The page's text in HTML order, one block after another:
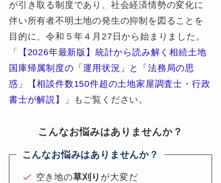
が引き取る制度であり、社会経済情勢の変化に
伴い所有者不明土地の発生の抑制を図ることを
目的に、令和５年４月27日から始まりました。
「
【2026年最新版】統計から読み解く相続土地
国庫帰属制度の「運用状況」と「法務局の思
惑」【相談件数150件超の土地家屋調査士・行政
書士が解説】
」もご覧ください。
こんなお悩みはありませんか？
こんなお悩みはありませんか？
空き地の草刈り が大変だ